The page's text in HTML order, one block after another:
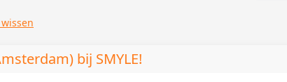
bij SMYLE!